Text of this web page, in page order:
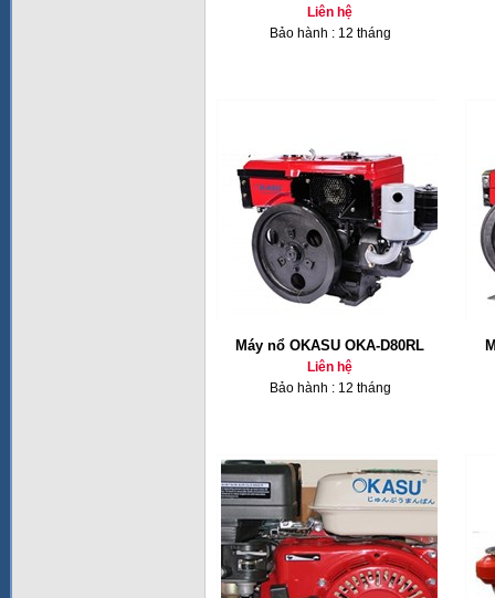
Liên hệ
Bảo hành : 12 tháng
Máy nổ OKASU OKA-D80RL
Liên hệ
Bảo hành : 12 tháng